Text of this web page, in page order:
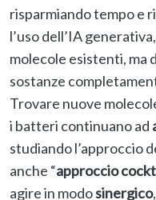
risparmiando tempo e
l’uso dell’IA
molecole esistenti, ma
sostanze
Trovare nuove
i batteri continuano ad
studiando l’approccio
anche “approccio
agire in modosinergico